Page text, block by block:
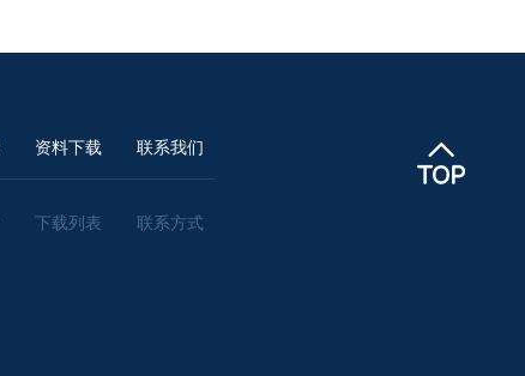
资料下载
下载列表
联系我们
联系方式